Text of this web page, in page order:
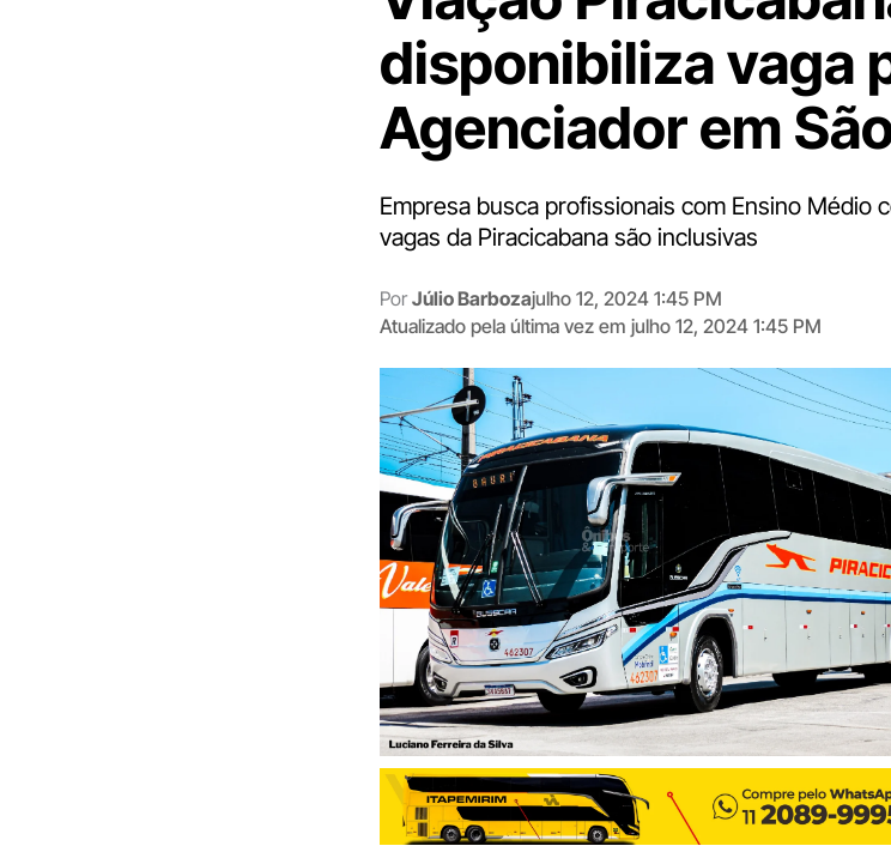
disponibiliza vaga
Agenciador em
Empresa busca profissionais com Ensino Médio
vagas da Piracicabana são inclusivas
Por Júlio Barbozajulho 12, 2024 1:45 PM
Atualizado pela última vez em julho 12, 2024 1:45 PM